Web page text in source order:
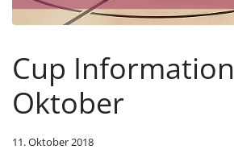
Cup Information
Oktober
11. Oktober 2018